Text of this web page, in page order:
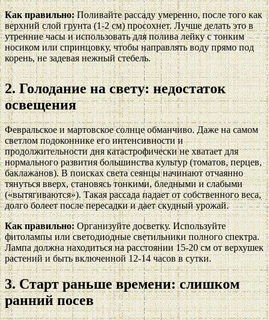
Как правильно:Поливайте рассаду умеренно, после того как
верхний слой грунта (1-2 см) просохнет. Лучше делать это в
утренние часы и использовать для полива лейку с тонким
носиком или спринцовку, чтобы направлять воду прямо под
корень, не задевая нежный стебель.
2. Голодание на свету: недостаток
освещения
Февральское и мартовское солнце обманчиво. Даже на самом
светлом подоконнике его интенсивности и
продолжительности дня катастрофически не хватает для
нормального развития большинства культур (томатов, перцев,
баклажанов). В поисках света сеянцы начинают отчаянно
тянуться вверх, становясь тонкими, бледными и слабыми
(«вытягиваются»). Такая рассада падает от собственного веса,
долго болеет после пересадки и дает скудный урожай.
Как правильно:Организуйте досветку. Используйте
фитолампы или светодиодные светильники полного спектра.
Лампа должна находиться на расстоянии 15-20 см от верхушек
растений и быть включенной 12-14 часов в сутки.
3. Старт раньше времени: слишком
ранний посев